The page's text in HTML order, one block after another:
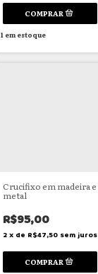
1em estoque
Crucifixo em madeira e
metal
R$95,00
2 x de R$47,50 sem juros